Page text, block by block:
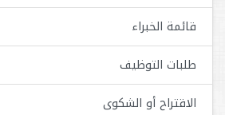
قائمة الخبراء
طلبات التوظيف
الاقتراح أو الشكوى